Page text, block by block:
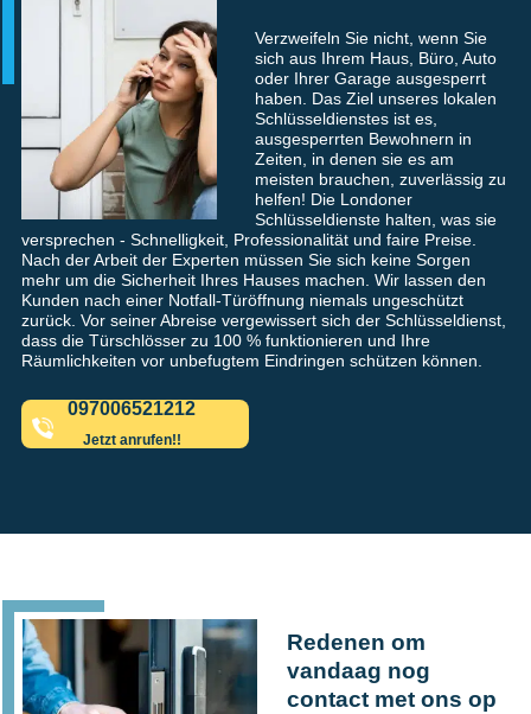
Verzweifeln Sie nicht, wenn Sie
sich aus Ihrem Haus, Büro, Auto
oder Ihrer Garage ausgesperrt
haben. Das Ziel unseres lokalen
Schlüsseldienstes ist es,
ausgesperrten Bewohnern in
Zeiten, in denen sie es am
meisten brauchen, zuverlässig zu
helfen! Die Londoner
Schlüsseldienste halten, was sie
versprechen - Schnelligkeit, Professionalität und faire Preise.
Nach der Arbeit der Experten müssen Sie sich keine Sorgen
mehr um die Sicherheit Ihres Hauses machen. Wir lassen den
Kunden nach einer Notfall-Türöffnung niemals ungeschützt
zurück. Vor seiner Abreise vergewissert sich der Schlüsseldienst,
dass die Türschlösser zu 100 % funktionieren und Ihre
Räumlichkeiten vor unbefugtem Eindringen schützen können.
097006521212
Jetzt anrufen!!
Redenen om
vandaag nog
contact met ons op